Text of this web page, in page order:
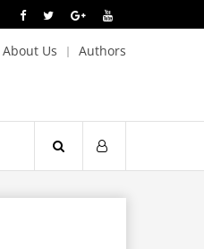
About Us Authors